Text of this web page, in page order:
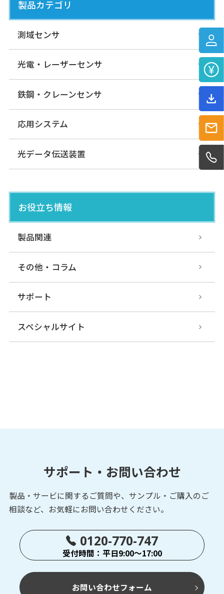
製品カテゴリ
測域センサ
光電・レーザーセンサ
鉄鋼・クレーンセンサ
応用システム
光データ伝送装置
お役立ち情報
製品関連
その他・コラム
サポート
スペシャルサイト
サポート・お問い合わせ
製品・サービに関するご質問や、サンプル・ご購入の ご
相談など、お気軽にお問い合わせください。
0120-770-747
受付時間：平日9:00～17:00
お問い合わせフォーム